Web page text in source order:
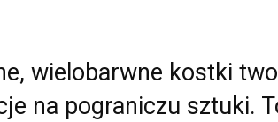
wielobarwne kostki
na pograniczu sztuki.